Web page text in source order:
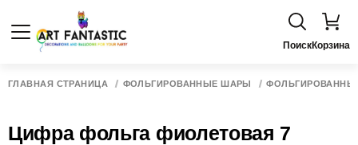
ПоискКорзина
ГЛАВНАЯ СТРАНИЦА ФОЛЬГИРОВАННЫЕ ШАРЫ
Цифра фольга фиолетовая 7